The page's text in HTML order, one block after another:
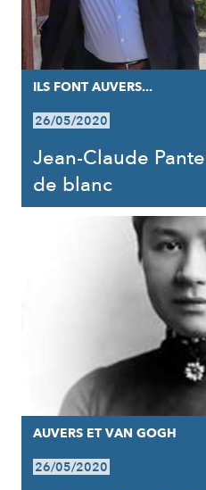
ILS FONT AUVERS...
26/05/2020
Jean-Claude
de blanc
AUVERS ET VAN GOGH
26/05/2020